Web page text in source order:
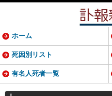
ホーム
死因別リスト
有名人死者一覧